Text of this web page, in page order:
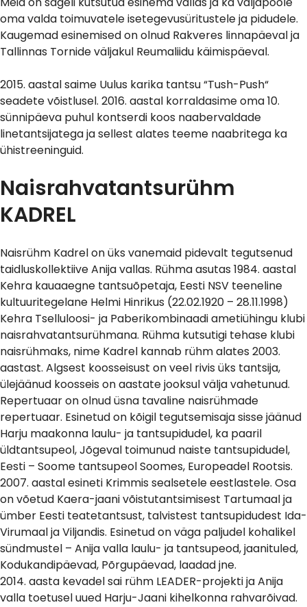
oma valda toimuvatele isetegevusüritustele ja pidudele.
Kaugemad esinemised on olnud Rakveres linnapäeval ja
Tallinnas Tornide väljakul Reumaliidu käimispäeval.
2015. aastal saime Uulus karika tantsu “Tush-Push“
seadete võistlusel. 2016. aastal korraldasime oma 10.
sünnipäeva puhul kontserdi koos naabervaldade
linetantsijatega ja sellest alates teeme naabritega ka
ühistreeninguid.
Naisrahvatantsurühm
KADREL
Naisrühm Kadrel on üks vanemaid pidevalt tegutsenud
taidluskollektiive Anija vallas. Rühma asutas 1984. aastal
Kehra kauaaegne tantsuõpetaja, Eesti NSV teeneline
kultuuritegelane Helmi Hinrikus (22.02.1920 – 28.11.1998)
Kehra Tselluloosi- ja Paberikombinaadi ametiühingu klubi
naisrahvatantsurühmana. Rühma kutsutigi tehase klubi
naisrühmaks, nime Kadrel kannab rühm alates 2003.
aastast. Algsest koosseisust on veel rivis üks tantsija,
ülejäänud koosseis on aastate jooksul välja vahetunud.
Repertuaar on olnud üsna tavaline naisrühmade
repertuaar. Esinetud on kõigil tegutsemisaja sisse jäänud
Harju maakonna laulu- ja tantsupidudel, ka paaril
üldtantsupeol, Jõgeval toimunud naiste tantsupidudel,
Eesti – Soome tantsupeol Soomes, Europeadel Rootsis.
2007. aastal esineti Krimmis sealsetele eestlastele. Osa
on võetud Kaera-jaani võistutantsimisest Tartumaal ja
ümber Eesti teatetantsust, talvistest tantsupidudest Ida-
Virumaal ja Viljandis. Esinetud on väga paljudel kohalikel
sündmustel – Anija valla laulu- ja tantsupeod, jaanituled,
Kodukandipäevad, Põrgupäevad, laadad jne.
2014. aasta kevadel sai rühm LEADER-projekti ja Anija
valla toetusel uued Harju-Jaani kihelkonna rahvarõivad.